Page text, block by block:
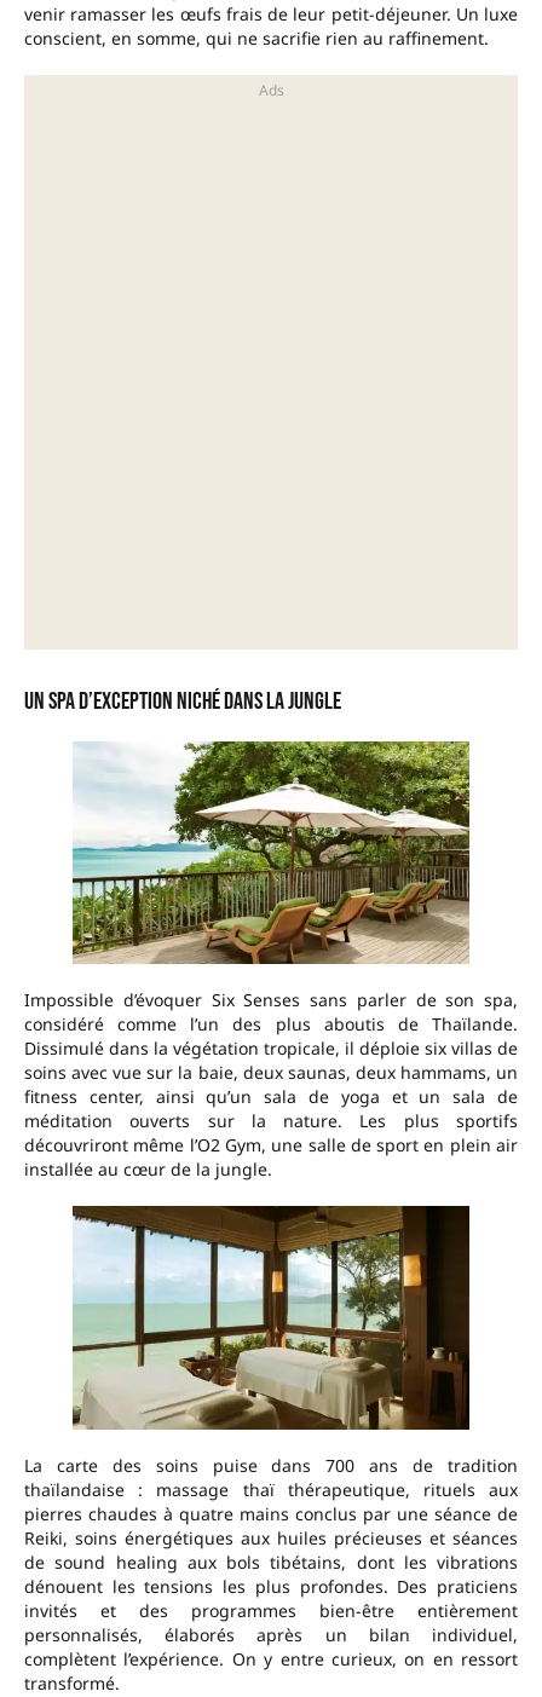
venir ramasser les œufs frais de leur petit-déjeuner. Un luxe
conscient, en somme, qui ne sacrifie rien au raffinement.
Un spa d’exception niché dans la jungle
Impossible d’évoquer Six Senses sans parler de son spa,
considéré comme l’un des plus aboutis de Thaïlande.
Dissimulé dans la végétation tropicale, il déploie six villas de
soins avec vue sur la baie, deux saunas, deux hammams, un
fitness center, ainsi qu’un sala de yoga et un sala de
méditation ouverts sur la nature. Les plus sportifs
découvriront même l’O2 Gym, une salle de sport en plein air
installée au cœur de la jungle.
La carte des soins puise dans 700 ans de tradition
thaïlandaise : massage thaï thérapeutique, rituels aux
pierres chaudes à quatre mains conclus par une séance de
Reiki, soins énergétiques aux huiles précieuses et séances
de sound healing aux bols tibétains, dont les vibrations
dénouent les tensions les plus profondes. Des praticiens
invités et des programmes bien-être entièrement
personnalisés, élaborés après un bilan individuel,
complètent l’expérience. On y entre curieux, on en ressort
transformé.